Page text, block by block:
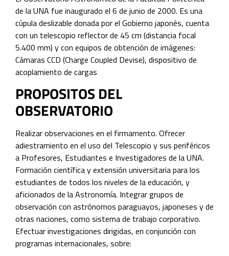
de la UNA fue inaugurado el 6 de junio de 2000. Es una
cúpula deslizable donada por el Gobierno japonés, cuenta
con un telescopio reflector de 45 cm (distancia focal
5.400 mm) y con equipos de obtención de imágenes:
Cámaras CCD (Charge Coupled Devise), dispositivo de
acoplamiento de cargas
PROPOSITOS DEL
OBSERVATORIO
Realizar observaciones en el firmamento. Ofrecer
adiestramiento en el uso del Telescopio y sus periféricos
a Profesores, Estudiantes e Investigadores de la UNA.
Formación científica y extensión universitaria para los
estudiantes de todos los niveles de la educación, y
aficionados de la Astronomía. Integrar grupos de
observación con astrónomos paraguayos, japoneses y de
otras naciones, como sistema de trabajo corporativo.
Efectuar investigaciones dirigidas, en conjunción con
programas internacionales, sobre: